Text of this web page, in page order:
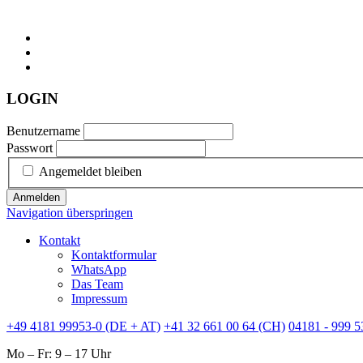
LOGIN
Benutzername
Passwort
Angemeldet bleiben
Anmelden
Navigation überspringen
Kontakt
Kontaktformular
WhatsApp
Das Team
Impressum
+49 4181 99953-0 (DE + AT) +41 32 661 00 64 (CH) 04181 - 999
Mo – Fr: 9 – 17 Uhr